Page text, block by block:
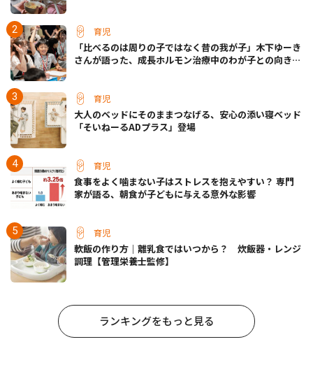
育児
「比べるのは周りの子ではなく昔の我が子」木下ゆーき
さんが語った、成長ホルモン治療中のわが子との向き合
育児
大人のベッドにそのままつなげる、安心の添い寝ベッド
「そいねーるADプラス」登場
育児
食事をよく噛まない子はストレスを抱えやすい？ 専門
家が語る、朝食が子どもに与える意外な影響
育児
軟飯の作り方｜離乳食ではいつから？ 炊飯器・レンジ
調理【管理栄養士監修】
ランキングをもっと見る